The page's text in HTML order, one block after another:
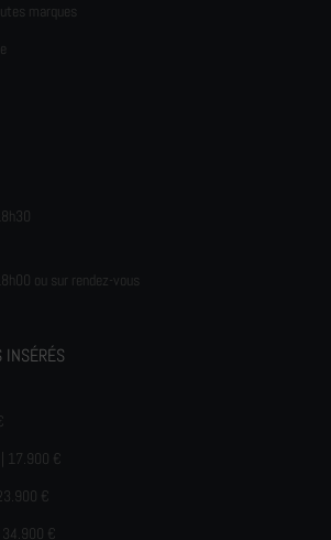
marques
ou sur rendez-vous
INSÉRÉS
17.900 €
€
34.900 €